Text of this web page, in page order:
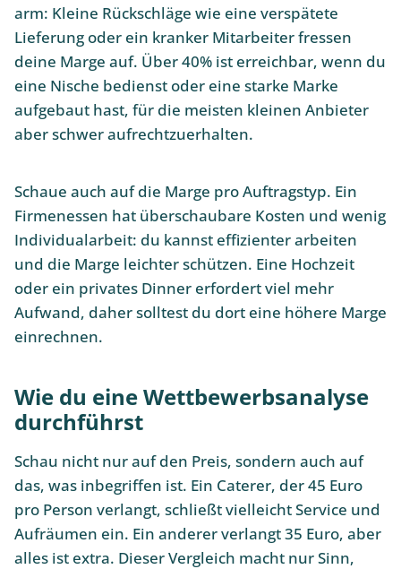
arm: Kleine Rückschläge wie eine verspätete
Lieferung oder ein kranker Mitarbeiter fressen
deine Marge auf. Über 40% ist erreichbar, wenn du
eine Nische bedienst oder eine starke Marke
aufgebaut hast, für die meisten kleinen Anbieter
aber schwer aufrechtzuerhalten.
Schaue auch auf die Marge pro Auftragstyp. Ein
Firmenessen hat überschaubare Kosten und wenig
Individualarbeit: du kannst effizienter arbeiten
und die Marge leichter schützen. Eine Hochzeit
oder ein privates Dinner erfordert viel mehr
Aufwand, daher solltest du dort eine höhere Marge
einrechnen.
Wie du eine Wettbewerbsanalyse
durchführst
Schau nicht nur auf den Preis, sondern auch auf
das, was inbegriffen ist. Ein Caterer, der 45 Euro
pro Person verlangt, schließt vielleicht Service und
Aufräumen ein. Ein anderer verlangt 35 Euro, aber
alles ist extra. Dieser Vergleich macht nur Sinn,